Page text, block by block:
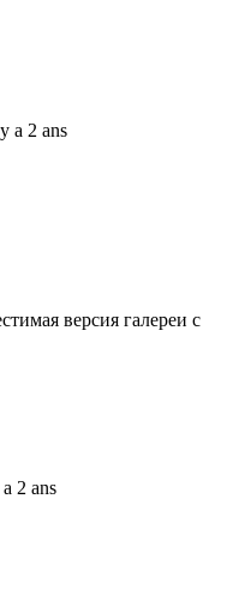
a 2 ans
версия галереи с
2 ans